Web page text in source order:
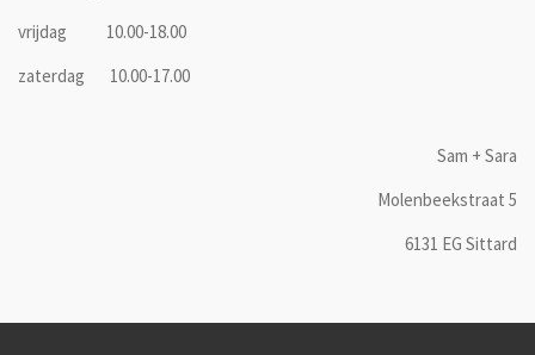
vrijdag 10.00-18.00
zaterdag 10.00-17.00
Sam + Sara
Molenbeekstraat 5
6131 EG Sittard